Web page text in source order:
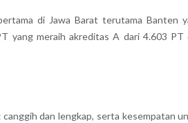
di Jawa Barat terutama Banten
yang meraih akreditas A dari 4.603 PT
dan lengkap, serta kesempatan